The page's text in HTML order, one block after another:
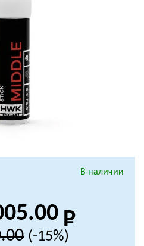
В наличии
(-15%)